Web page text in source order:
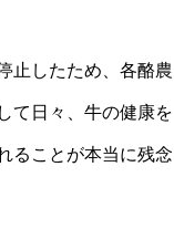
止したため、各酪農
て日々、牛の健康を
ることが本当に残念